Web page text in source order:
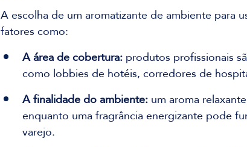
A escolha de um aromatizante de ambiente para
fatores como:
A área de cobertura: produtos profissionais
como lobbies de hotéis, corredores de
A finalidade do ambiente: um aroma
enquanto uma fragrância energizante pode
varejo.